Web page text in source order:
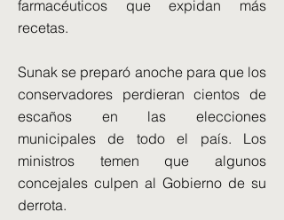
farmacéuticos que expidan más
recetas.
Sunak se preparó anoche para que los
conservadores perdieran cientos de
escaños en las elecciones
municipales de todo el país. Los
ministros temen que algunos
concejales culpen al Gobierno de su
derrota.